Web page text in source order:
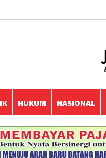
HUKUM NASIONAL